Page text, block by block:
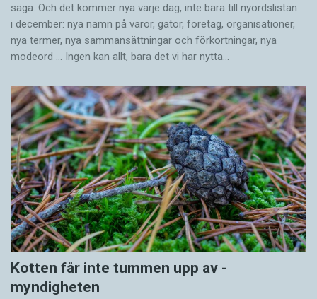
säga. Och det kommer nya varje dag, inte bara till nyordslistan
i december: nya namn på varor, gator, företag, organisationer,
nya termer, nya samman­sättningar och förkortningar, nya
modeord … Ingen kan allt, bara det vi har nytta…
Kotten får inte tummen upp av ­
myndigheten